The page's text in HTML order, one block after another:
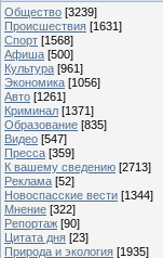
Общество [3239]
Происшествия [1631]
Спорт [1568]
Афиша [500]
Культура [961]
Экономика [1056]
Авто [1261]
Криминал [1371]
Образование [835]
Видео [547]
Пресса [359]
К вашему сведению [2713]
Реклама [52]
Новоспасские вести [1344]
Мнение [322]
Репортаж [90]
Цитата дня [23]
Природа и экология [1935]